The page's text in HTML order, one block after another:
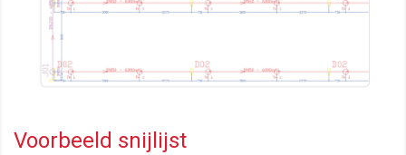
Voorbeeld snijlijst